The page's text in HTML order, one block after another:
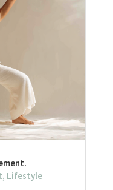
, Lifestyle